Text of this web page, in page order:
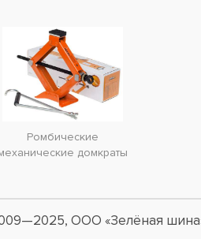
Ромбические
домкраты
ООО «Зелёная